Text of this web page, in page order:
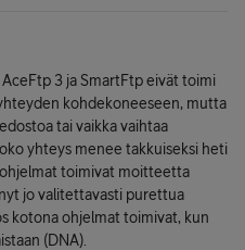
3 ja SmartFtp eivät toimi
kohdekoneeseen, mutta
tai vaikka vaihtaa
yhteys menee takkuiseksi heti
toimivat moitteetta
jo valitettavasti purettua
kotona ohjelmat toimivat, kun
(DNA).